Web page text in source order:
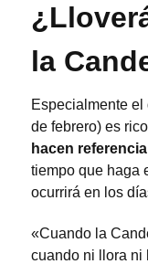
la
Especialmente
de febrero) es
hacen
tiempo que haga
ocurrirá en los
«Cuando la
cuando ni llora ni